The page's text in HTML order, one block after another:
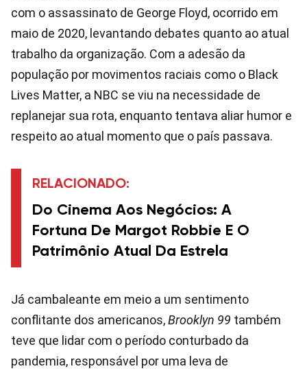
com o assassinato de George Floyd, ocorrido em
maio de 2020, levantando debates quanto ao atual
trabalho da organização. Com a adesão da
população por movimentos raciais como o Black
Lives Matter, a NBC se viu na necessidade de
replanejar sua rota, enquanto tentava aliar humor e
respeito ao atual momento que o país passava.
RELACIONADO:
Do Cinema Aos Negócios: A
Fortuna De Margot Robbie E O
Patrimônio Atual Da Estrela
Já cambaleante em meio a um sentimento
conflitante dos americanos,Brooklyn 99 também
teve que lidar com o período conturbado da
pandemia, responsável por uma leva de